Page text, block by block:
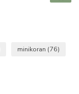
minikoran (76)